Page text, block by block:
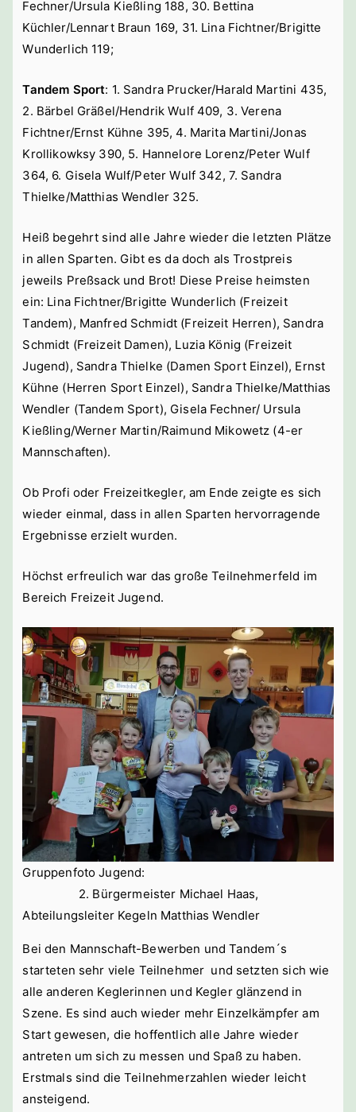
Fechner/Ursula Kießling 188, 30. Bettina
Küchler/Lennart Braun 169, 31. Lina Fichtner/Brigitte
Wunderlich 119;
Tandem Sport: 1. Sandra Prucker/Harald Martini 435,
2. Bärbel Gräßel/Hendrik Wulf 409, 3. Verena
Fichtner/Ernst Kühne 395, 4. Marita Martini/Jonas
Krollikowksy 390, 5. Hannelore Lorenz/Peter Wulf
364, 6. Gisela Wulf/Peter Wulf 342, 7. Sandra
Thielke/Matthias Wendler 325.
Heiß begehrt sind alle Jahre wieder die letzten Plätze
in allen Sparten. Gibt es da doch als Trostpreis
jeweils Preßsack und Brot! Diese Preise heimsten
ein: Lina Fichtner/Brigitte Wunderlich (Freizeit
Tandem), Manfred Schmidt (Freizeit Herren), Sandra
Schmidt (Freizeit Damen), Luzia König (Freizeit
Jugend), Sandra Thielke (Damen Sport Einzel), Ernst
Kühne (Herren Sport Einzel), Sandra Thielke/Matthias
Wendler (Tandem Sport), Gisela Fechner/ Ursula
Kießling/Werner Martin/Raimund Mikowetz (4-er
Mannschaften).
Ob Profi oder Freizeitkegler, am Ende zeigte es sich
wieder einmal, dass in allen Sparten hervorragende
Ergebnisse erzielt wurden.
Höchst erfreulich war das große Teilnehmerfeld im
Bereich Freizeit Jugend.
Gruppenfoto Jugend:
2. Bürgermeister Michael Haas,
Abteilungsleiter Kegeln Matthias Wendler
Bei den Mannschaft-Bewerben und Tandem´s
starteten sehr viele Teilnehmer und setzten sich wie
alle anderen Keglerinnen und Kegler glänzend in
Szene. Es sind auch wieder mehr Einzelkämpfer am
Start gewesen, die hoffentlich alle Jahre wieder
antreten um sich zu messen und Spaß zu haben.
Erstmals sind die Teilnehmerzahlen wieder leicht
ansteigend.